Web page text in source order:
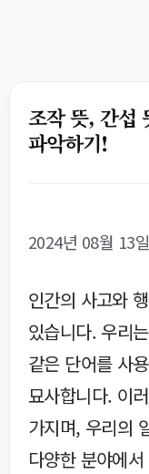
조작 뜻, 간섭
파악하기!
2024년 08월 13일
인간의 사고와
있습니다. 우리
같은 단어를 사
묘사합니다. 이
가지며, 우리의
다양한 분야에